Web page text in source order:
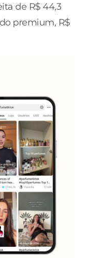
de R$ 44,3
premium, R$